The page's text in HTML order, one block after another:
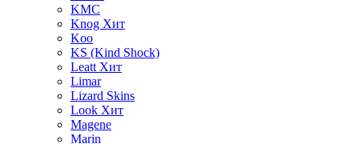
KMC
Knog Хит
Koo
KS (Kind Shock)
Leatt Хит
Limar
Lizard Skins
Look Хит
Magene
Marin